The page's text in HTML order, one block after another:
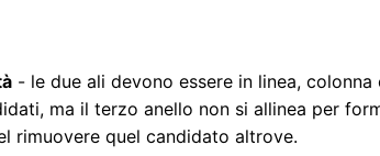
- le due ali devono essere in linea,
ma il terzo anello non si allinea per
rimuovere quel candidato altrove.